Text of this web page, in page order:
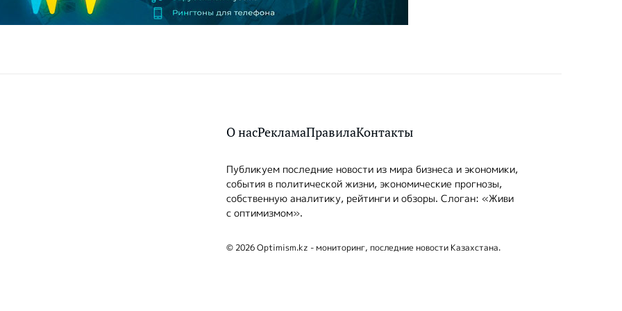
О насРекламаПравилаКонтакты
Публикуем последние новости из мира бизнеса и экономики,
события в политической жизни, экономические прогнозы,
собственную аналитику, рейтинги и обзоры. Слоган: «Живи
с оптимизмом».
© 2026 Optimism.kz - мониторинг, последние новости Казахстана.